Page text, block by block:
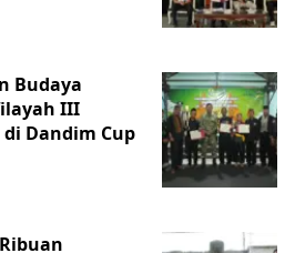
Budaya
III
Dandim Cup